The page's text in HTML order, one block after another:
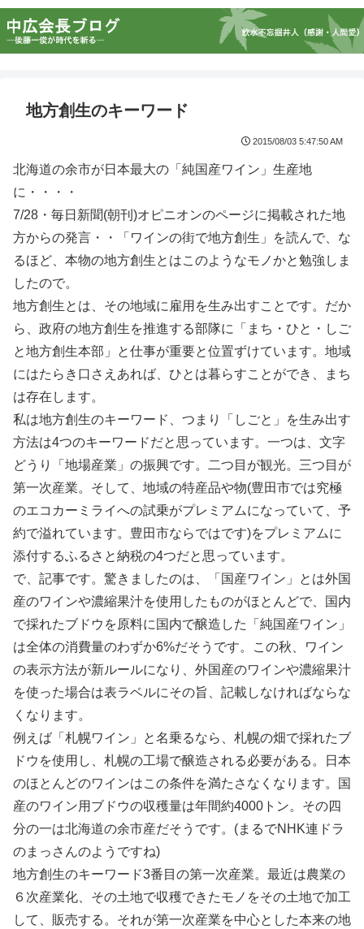
地方創生のキーワード
2015/08/03 5:47:50 AM
北海道の余市が日本最大の「純国産ワイン」生産地
に・・・・
7/28・毎日新聞(朝刊)オピニオンのページに掲載された地
方からの発言・・「ワインの街で地方創生」を読んで、な
るほど、本物の地方創生とはこのようなモノかと勉強しま
したので。
地方創生とは、その地域に雇用を生み出すことです。だか
ら、政府の地方創生を推進する部隊に「まち・ひと・しご
と地方創生本部」と仕事が重要と位置ずけています。地域
にはたらき口さえあれば、ひとは暮らすことができ、まち
は存在します。
私は地方創生のキーワード、つまり「しごと」を生み出す
方法は4つのキーワードだと思っています。一つは、文字
どうり「地場産業」の振興です。二つ目が観光。三つ目が
第一次産業。そして、地域の特産品や物(豊田市では究極
のエコカーミライへの試乗がプレミアムになっていて、予
約で溢れています。豊田市ならではです)をプレミアムに
添付するふるさと納税の4つだと思っています。
で、記事です。驚きましたのは、「国産ワイン」とは外国
産のワインや濃縮果汁を使用したものがほとんどで、国内
で採れたブドウを原料に国内で醸造した「純国産ワイン」
は全体の消費量のわずか6%だそうです。この秋、ワイン
の表示方法が新ルールになり、外国産のワインや濃縮果汁
を使った場合は表ラベルにその旨、記載しなければならな
くなります。
例えば「札幌ワイン」と名乗るなら、札幌の畑で採れたブ
ドウを使用し、札幌の工場で醸造される必要がある。日本
のほとんどのワインはこの条件を満たさなくなります。国
産のワイン用ブドウの収穫量は年間約4000トン。その四
分の一は北海道の余市産だそうです。(まるでNHK連ドラ
のまっさんのようですね)
地方創生のキーワード3番目の第一次産業。最近は農業の
６次産業化、その土地で収穫できたモノをその土地で加工
して、販売する。それが第一次産業を中心とした本来の地